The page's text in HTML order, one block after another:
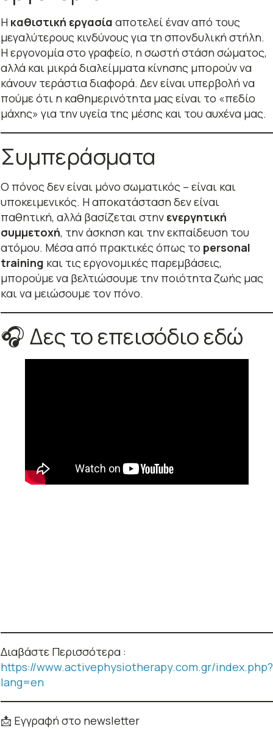
Η καθιστική εργασία αποτελεί έναν από τους
μεγαλύτερους κινδύνους για τη σπονδυλική στήλη.
Η εργονομία στο γραφείο, η σωστή στάση σώματος,
αλλά και μικρά διαλείμματα κίνησης μπορούν να
κάνουν τεράστια διαφορά. Δεν είναι υπερβολή να
πούμε ότι η καθημερινότητα μας είναι το «πεδίο
μάχης» για την υγεία της μέσης και του αυχένα μας.
Συμπεράσματα
Ο πόνος δεν είναι μόνο σωματικός – είναι και
υποκειμενικός. Η αποκατάσταση δεν είναι
παθητική, αλλά βασίζεται στην ενεργητική
συμμετοχή, την άσκηση και την εκπαίδευση του
ατόμου. Μέσα από πρακτικές όπως το personal
training και τις εργονομικές παρεμβάσεις,
μπορούμε να βελτιώσουμε την ποιότητα ζωής μας
και να μειώσουμε τον πόνο.
🎧 Δες το επεισόδιο εδώ
Διαβάστε Περισσότερα :
https://www.activephysiotherapy.com.gr/index.php?
lang=en
📩 Εγγραφή στο newsletter